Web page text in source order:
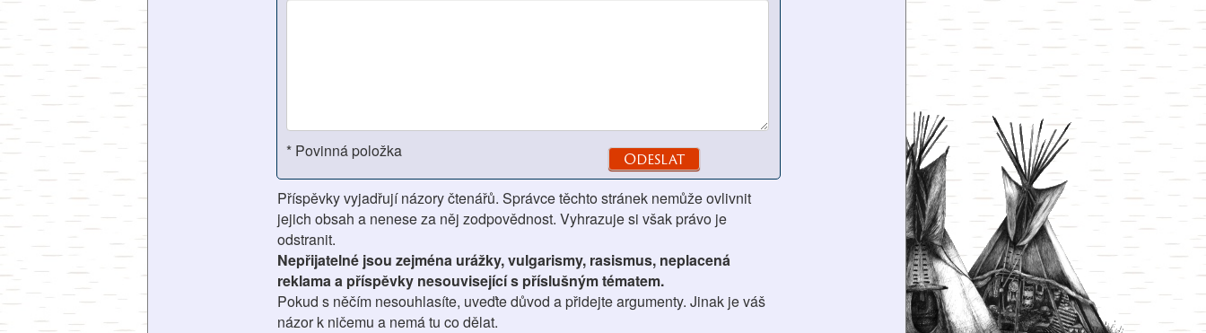
* Povinná položka
Příspěvky vyjadřují názory čtenářů. Správce těchto stránek nemůže ovlivnit
jejich obsah a nenese za něj zodpovědnost. Vyhrazuje si však právo je
odstranit.
Nepřijatelné jsou zejména urážky, vulgarismy, rasismus, neplacená
reklama a příspěvky nesouvisející s příslušným tématem.
Pokud s něčím nesouhlasíte, uveďte důvod a přidejte argumenty. Jinak je váš
názor k ničemu a nemá tu co dělat.